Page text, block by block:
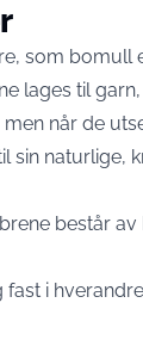
som bomull
lages til
når de
sin naturlige,
består
fast i